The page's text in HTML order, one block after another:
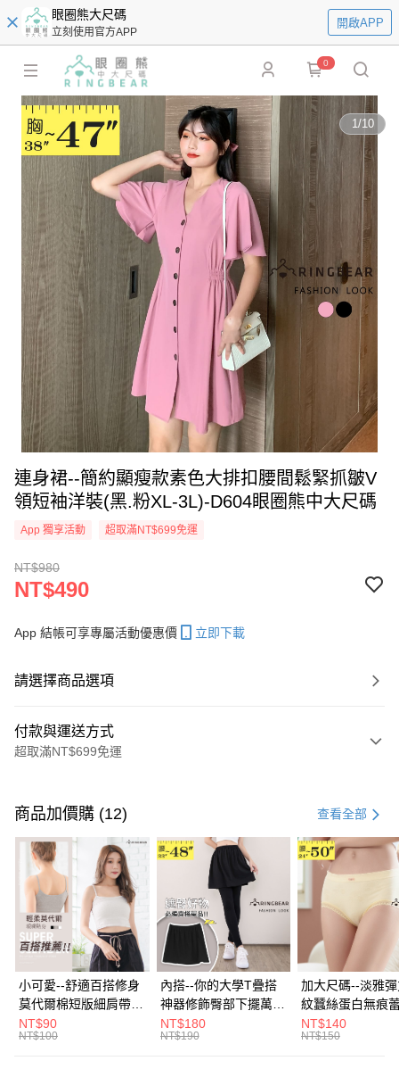
眼圈熊大尺碼
立刻使用官方APP
開啟APP
0
1/10
連身裙--簡約顯瘦款素色大排扣腰間鬆緊抓皺V
領短袖洋裝(黑.粉XL-3L)-D604眼圈熊中大尺碼
App 獨享活動 超取滿NT$699免運
NT$980
NT$490
App 結帳可享專屬活動優惠價 立即下載
請選擇商品選項
付款與運送方式
超取滿NT$699免運
信用卡一次付款
超商取貨付款
LINE Pay
Apple Pay
街口支付
悠遊付
Google Pay
全盈+PAY
商品加價購 (12) 查看全部
小可愛--舒適百搭修身
莫代爾棉短版細肩帶素
色背心(白.黑.灰L-2L)-
U582眼圈熊中大尺碼
NT$90
NT$100
內搭--你的大學T疊搭
神器修飾臀部下擺萬用
內搭裙/遮臀裙(黑2L-
6L)-Q155眼圈熊中大
NT$180
NT$190
加大尺碼--淡雅
紋蠶絲蛋白無痕
角內褲(白.粉.藍.
3L)-L28眼圈熊中
NT$140
NT$150